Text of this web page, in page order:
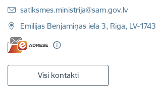
E-pasts:
satiksmes.ministrija@sam.gov.lv
Emīlijas Benjamiņas iela 3, Rīga, LV-1743
Visi kontakti